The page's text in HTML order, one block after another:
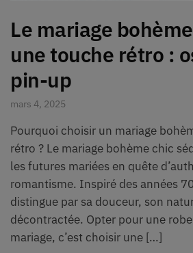
Le mariage
une touche rétro :
pin-up
mars 4, 2025
Pourquoi choisir un mariage
rétro ? Le mariage bohème chic
les futures mariées en quête
romantisme. Inspiré des années
distingue par sa douceur, son
décontractée. Opter pour une
mariage, c’est choisir une […]